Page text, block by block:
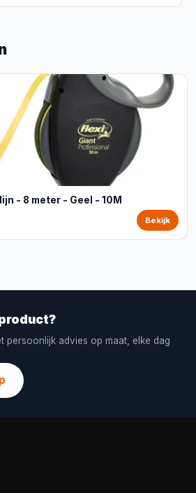
- 8 meter - Geel - 10M
Bekijk
persoonlijk advies op maat, elke dag